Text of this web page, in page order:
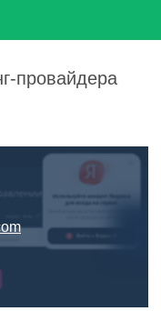
провайдера